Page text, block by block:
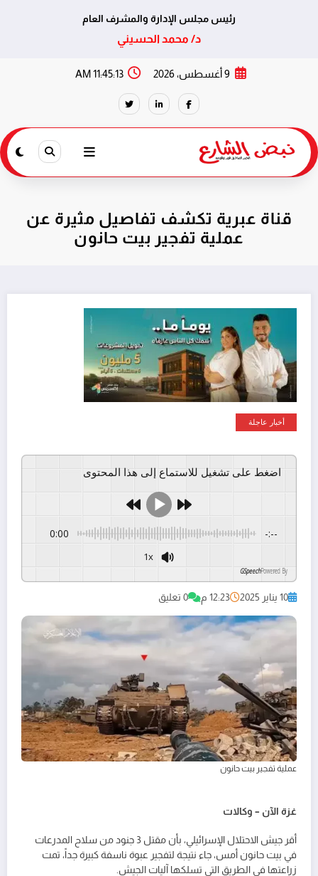
رئيس مجلس الإدارة والمشرف العام
د/ محمد الحسيني
9 أغسطس، 2026 11:45:13 AM
قناة عبرية تكشف تفاصيل مثيرة عن
عملية تفجير بيت حانون
أخبار عاجلة
اضغط على تشغيل للاستماع إلى هذا المحتوى
0:00 -:--
1x
Powered By
GSpeech
10 يناير 2025 12:23 م 0 تعليق
عملية تفجير بيت حانون
غزة الآن – وكالات
أقر جيش الاحتلال الإسرائيلي، بأن مقتل 3 جنود من سلاح المدرعات
في بيت حانون أمس، جاء نتيجة لتفجير عبوة ناسفة كبيرة جداً، تمت
زراعتها في الطريق التي تسلكها آليات الجيش.